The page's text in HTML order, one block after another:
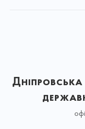
Дніпровська